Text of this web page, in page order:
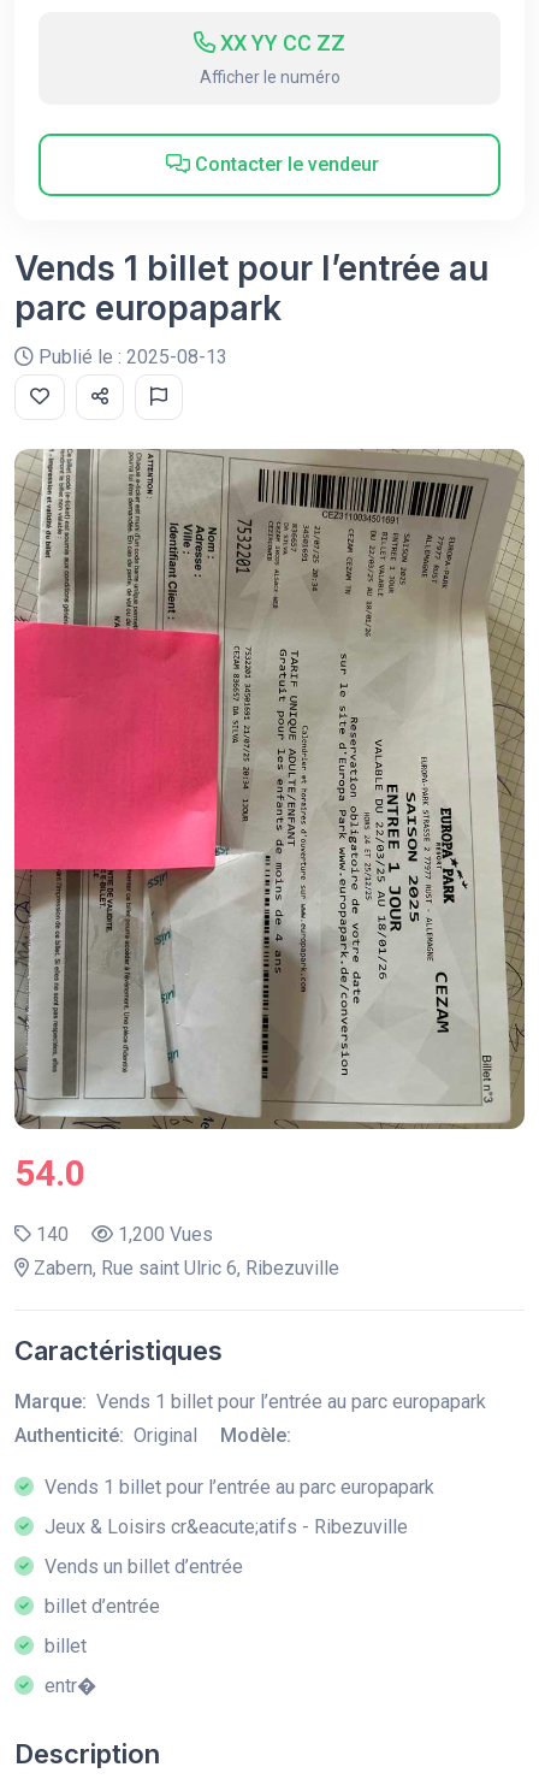
XX YY CC ZZ
Afficher le numéro
Contacter le vendeur
Vends 1 billet pour l’entrée au
parc europapark
Publié le : 2025-08-13
54.0
140
1,200 Vues
Zabern, Rue saint Ulric 6, Ribezuville
Caractéristiques
Marque: Vends 1 billet pour l’entrée au parc europapark
Authenticité: Original Modèle:
Vends 1 billet pour l’entrée au parc europapark
Jeux & Loisirs cr&eacute;atifs - Ribezuville
Vends un billet d’entrée
billet d’entrée
billet
entr�
Description